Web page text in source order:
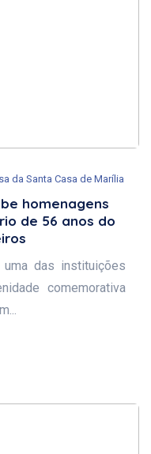
da Santa Casa de Marília
homenagens
de 56 anos do
das instituições
comemorativa